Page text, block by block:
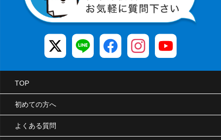
TOP
初めての方へ
よくある質問